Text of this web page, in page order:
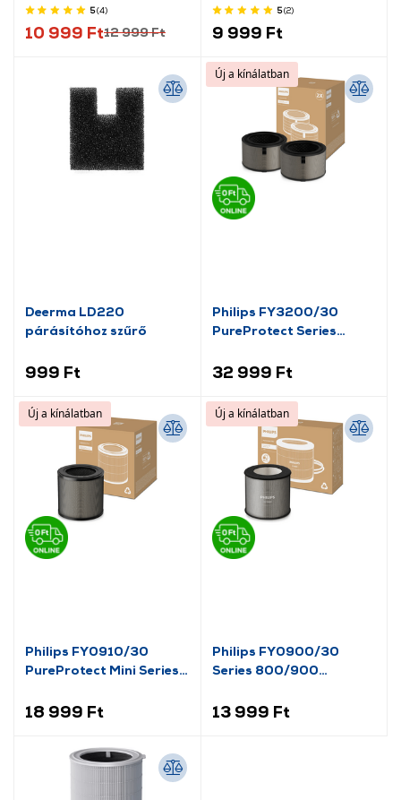
szűrő
5(4)
10 999 Ft12 999 Ft
Szűrő légtisztítóhoz
5(2)
9 999 Ft
Deerma LD220
párásítóhoz szűrő
999 Ft
Philips FY3200/30
PureProtect Series
32 999 Ft
Új a kínálatban
Philips FY0910/30
PureProtect Mini Series
18 999 Ft
Új a kínálatban
Philips FY0900/30
Series 800/900
13 999 Ft
Új a kínálatban